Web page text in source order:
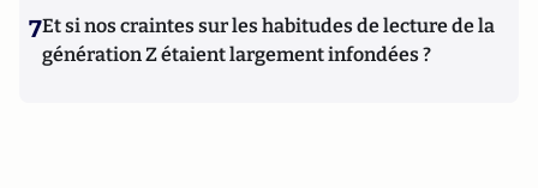
7Et si nos craintes sur les habitudes de lecture de la
génération Z étaient largement infondées ?